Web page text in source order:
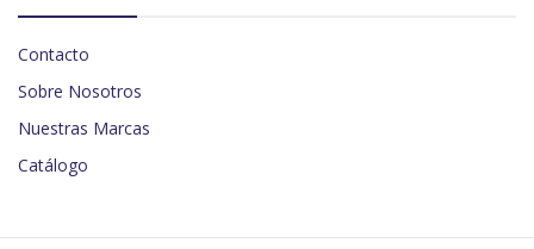
Contacto
Sobre Nosotros
Nuestras Marcas
Catálogo